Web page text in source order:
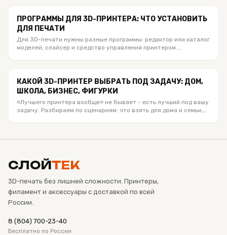
ПРОГРАММЫ ДЛЯ 3D-ПРИНТЕРА: ЧТО УСТАНОВИТЬ
ДЛЯ ПЕЧАТИ
Для 3D-печати нужны разные программы: редактор или каталог
моделей, слайсер и средство управления принтером.
КАКОЙ 3D-ПРИНТЕР ВЫБРАТЬ ПОД ЗАДАЧУ: ДОМ,
ШКОЛА, БИЗНЕС, ФИГУРКИ
«Лучшего принтера вообще» не бывает - есть лучший под вашу
задачу. Разбираем по сценариям: что взять для дома и семьи,
СЛОЙТЕК
3D-печать без лишней сложности. Принтеры,
филамент и аксессуары с доставкой по всей
России.
8 (804) 700-23-40
Бесплатно по России